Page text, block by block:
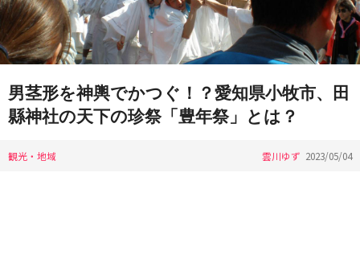
男茎形を神輿でかつぐ！？愛知県小牧市、田
縣神社の天下の珍祭「豊年祭」とは？
観光・地域 雲川ゆず 2023/05/04